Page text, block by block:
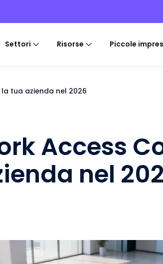
Settori Risorse Piccole
tua azienda nel 2026
Access
nel